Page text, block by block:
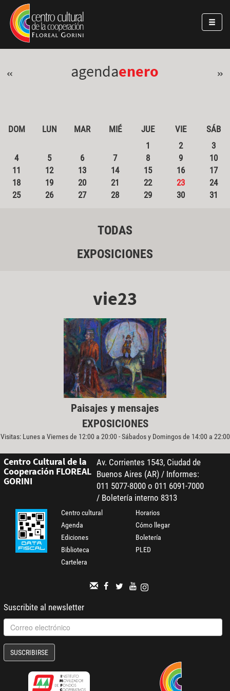
Pasar al contenido principal
Jump to main content
« agendaenero »
DOM LUN MAR MIÉ JUE VIE
SÁB
1
2
3
4
5 6 7 8 9
10
11
12 13 14 15 16
17
18
19 20 21 22 23
24
25
26 27 28 29 30 31
TODAS
EXPOSICIONES
vie23
Paisajes y mensajes
EXPOSICIONES
Visitas: Lunes a Viernes de 12:00 a 20:00 - Sábados y Domingos de 14:00 a 22:00
Centro Cultural de la
Cooperación FLOREAL
GORINI
Av. Corrientes 1543, Ciudad de
Buenos Aires (AR) / Informes:
011 5077-8000 o 011 6091-7000
/ Boletería interno 8313
Centro cultural
Agenda
Ediciones
Biblioteca
Cartelera
Horarios
Cómo llegar
Boletería
PLED
Suscribite al newsletter
SUSCRIBIRSE